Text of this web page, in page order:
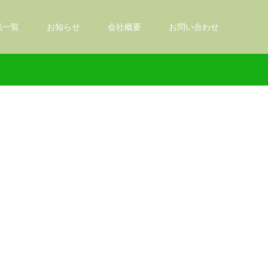
一覧 お知らせ 会社概要 お問い合わせ